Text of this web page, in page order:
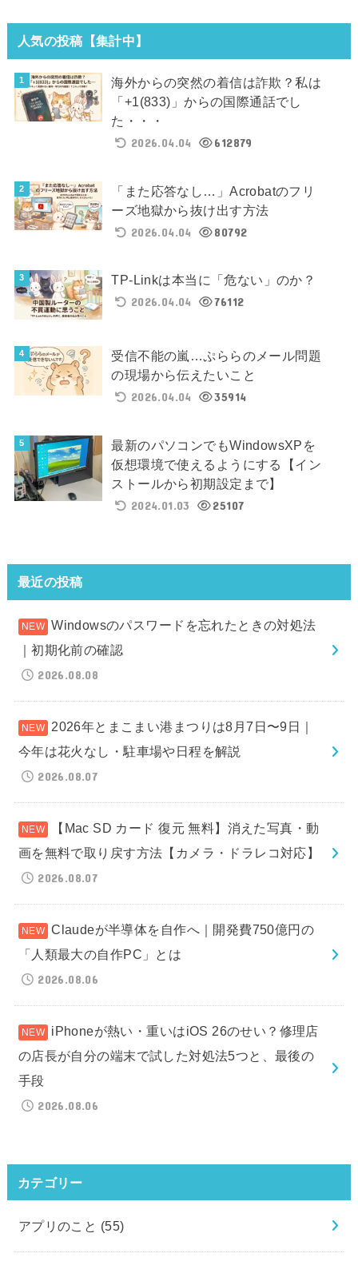
人気の投稿【集計中】
海外からの突然の着信は詐欺？私は
「+1(833)」からの国際通話でし
た・・・
2026.04.04
612879
「また応答なし…」Acrobatのフリ
ーズ地獄から抜け出す方法
2026.04.04
80792
TP-Linkは本当に「危ない」のか？
2026.04.04
76112
受信不能の嵐…ぷららのメール問題
の現場から伝えたいこと
2026.04.04
35914
最新のパソコンでもWindowsXPを
仮想環境で使えるようにする【イン
ストールから初期設定まで】
2024.01.03
25107
最近の投稿
Windowsのパスワードを忘れたときの対処法
｜初期化前の確認
2026.08.08
2026年とまこまい港まつりは8月7日〜9日｜
今年は花火なし・駐車場や日程を解説
2026.08.07
【Mac SD カード 復元 無料】消えた写真・動
画を無料で取り戻す方法【カメラ・ドラレコ対応】
2026.08.07
Claudeが半導体を自作へ｜開発費750億円の
「人類最大の自作PC」とは
2026.08.06
iPhoneが熱い・重いはiOS 26のせい？修理店
の店長が自分の端末で試した対処法5つと、最後の
手段
2026.08.06
カテゴリー
アプリのこと (55)